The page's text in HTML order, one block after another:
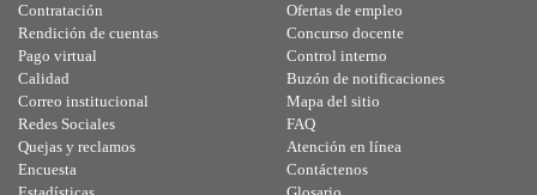
Contratación
Rendición de cuentas
Pago virtual
Calidad
Ofertas de empleo
Concurso docente
Control interno
Buzón de notificaciones
Correo institucional
Redes Sociales
Quejas y reclamos
Encuesta
Mapa del sitio
FAQ
Atención en línea
Contáctenos